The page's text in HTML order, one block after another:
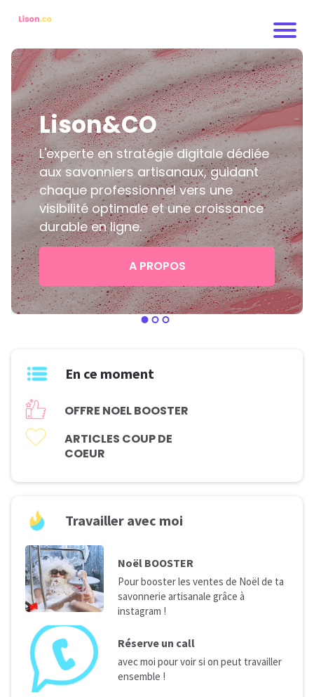
Lison&CO
L'experte en stratégie digitale dédiée
aux savonniers artisanaux, guidant
chaque professionnel vers une
visibilité optimale et une croissance
durable en ligne.
A PROPOS
En ce moment
OFFRE NOEL BOOSTER
ARTICLES COUP DE
COEUR
Travailler avec moi
Noël BOOSTER
Pour booster les ventes de Noël de ta
savonnerie artisanale grâce à
instagram !
Réserve un call
avec moi pour voir si on peut travailler
ensemble !